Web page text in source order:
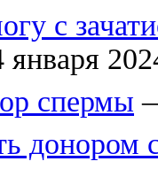
с
спермы
донором